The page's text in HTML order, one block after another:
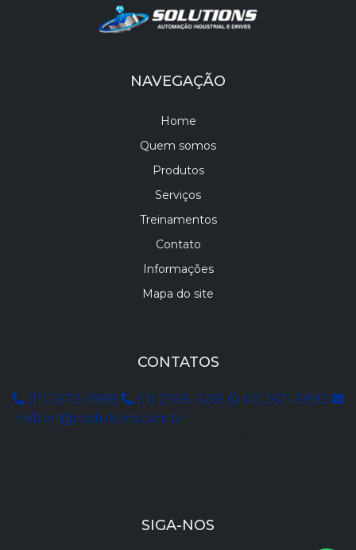
NAVEGAÇÃO
Home
Quem somos
Produtos
Serviços
Treinamentos
Contato
Informações
Mapa do site
CONTATOS
(11) 2673-3998 (11) 2368-3265
(11) 2671-5893
nelson@jrsolutions.com.br
SIGA-NOS